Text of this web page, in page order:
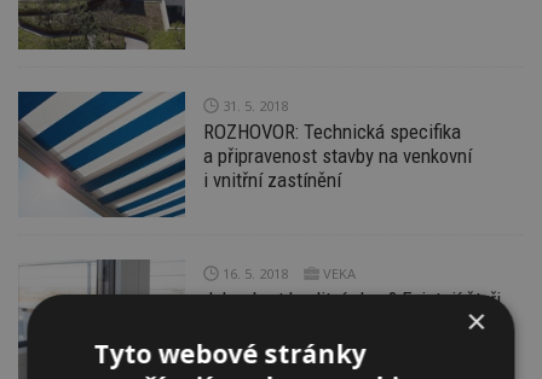
31. 5. 2018
ROZHOVOR: Technická specifika
a připravenost stavby na venkovní
i vnitřní zastínění
16. 5. 2018 VEKA
Jak vybrat kvalitní okno? Existují čtyři
×
Tyto webové stránky